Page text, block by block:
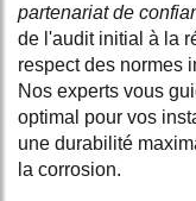
partenariat de
de l'audit initial à la
respect des normes
Nos experts vous
optimal pour vos
une durabilité
la corrosion.